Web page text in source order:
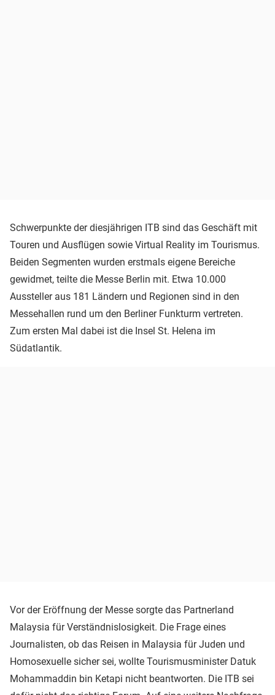
Schwerpunkte der diesjährigen ITB sind das Geschäft mit
Touren und Ausflügen sowie Virtual Reality im Tourismus.
Beiden Segmenten wurden erstmals eigene Bereiche
gewidmet, teilte die Messe Berlin mit. Etwa 10.000
Aussteller aus 181 Ländern und Regionen sind in den
Messehallen rund um den Berliner Funkturm vertreten.
Zum ersten Mal dabei ist die Insel St. Helena im
Südatlantik.
Vor der Eröffnung der Messe sorgte das Partnerland
Malaysia für Verständnislosigkeit. Die Frage eines
Journalisten, ob das Reisen in Malaysia für Juden und
Homosexuelle sicher sei, wollte Tourismusminister Datuk
Mohammaddin bin Ketapi nicht beantworten. Die ITB sei